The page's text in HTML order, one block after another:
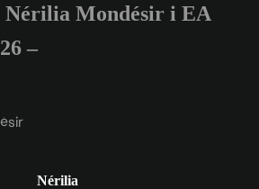
3 tecken eller siffror
Nérilia Mondésir i EA
–
Nérilia